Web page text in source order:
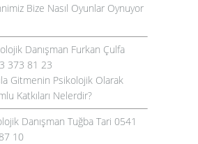
Bize Nasıl Oyunlar Oynuyor
Danışman Furkan Çulfa
373 81 23
Gitmenin Psikolojik Olarak
Katkıları Nelerdir?
Danışman Tuğba Tari 0541
10